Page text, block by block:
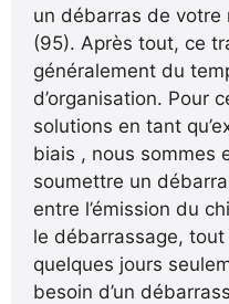
un débarras de votre
(95). Après tout, ce
généralement du
d’organisation. Pour
solutions en tant
biais , nous sommes
soumettre un
entre l’émission du
le débarrassage,
quelques jours
besoin d’un